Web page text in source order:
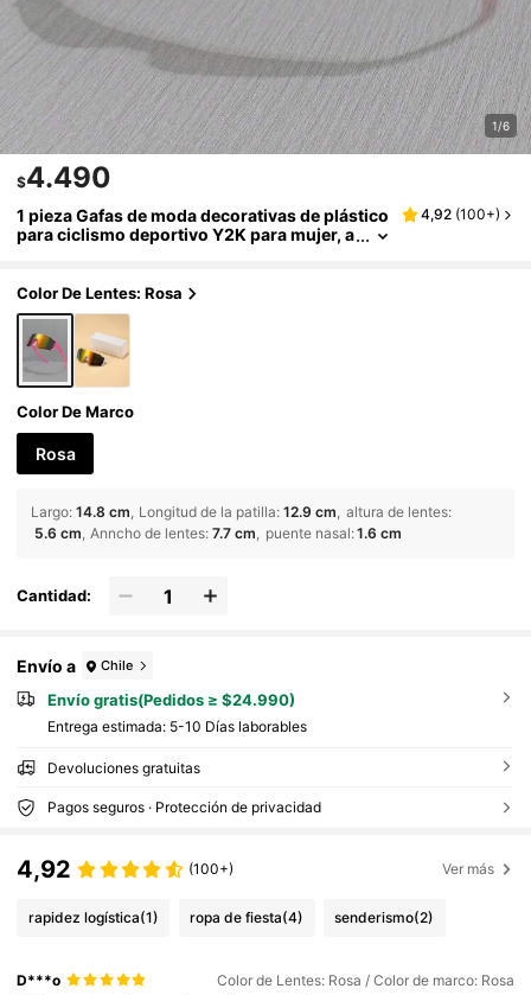
1/6
$4.490
1 pieza Gafas de moda decorativas de plástico
para ciclismo deportivo Y2K para mujer, a
4,92 (100+)
Color De Lentes: Rosa
Color De Marco
Rosa
Largo: 14.8 cm Longitud de la patilla: 12.9 cm altura de lentes:
5.6 cm Anncho de lentes: 7.7 cm puente nasal:1.6 cm
Cantidad:
Envío a Chile
Envío gratis(Pedidos ≥ $24.990)
Entrega estimada: 5-10 Días laborables
Devoluciones gratuitas
Pagos seguros · Protección de privacidad
4,92 (100+) Ver más
rapidez logística(1) ropa de fiesta(4) senderismo(2)
D***o Color de Lentes: Rosa / Color de marco: Rosa